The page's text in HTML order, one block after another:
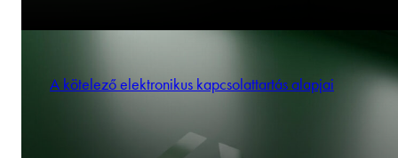
A kötelező elektronikus kapcsolattartás alapjai